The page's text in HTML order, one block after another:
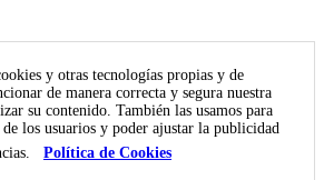
y otras tecnologías propias y de
de manera correcta y segura nuestra
su contenido. También las usamos para
los usuarios y poder ajustar la publicidad
Política de Cookies